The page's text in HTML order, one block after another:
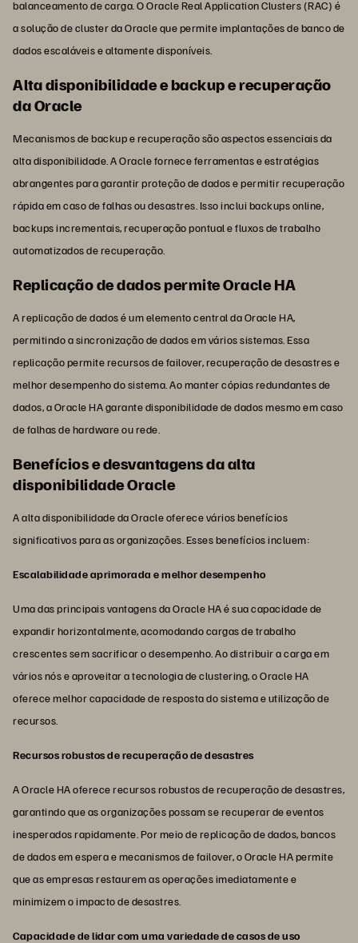
balanceamento de carga. O Oracle Real Application Clusters (RAC) é
a solução de cluster da Oracle que permite implantações de banco de
dados escaláveis e altamente disponíveis.
Alta disponibilidade e backup e recuperação
da Oracle
Mecanismos de backup e recuperação são aspectos essenciais da
alta disponibilidade. A Oracle fornece ferramentas e estratégias
abrangentes para garantir proteção de dados e permitir recuperação
rápida em caso de falhas ou desastres. Isso inclui backups online,
backups incrementais, recuperação pontual e fluxos de trabalho
automatizados de recuperação.
Replicação de dados permite Oracle HA
A replicação de dados é um elemento central da Oracle HA,
permitindo a sincronização de dados em vários sistemas. Essa
replicação permite recursos de failover, recuperação de desastres e
melhor desempenho do sistema. Ao manter cópias redundantes de
dados, a Oracle HA garante disponibilidade de dados mesmo em caso
de falhas de hardware ou rede.
Benefícios e desvantagens da alta
disponibilidade Oracle
A alta disponibilidade da Oracle oferece vários benefícios
significativos para as organizações. Esses benefícios incluem:
Escalabilidade aprimorada e melhor desempenho
Uma das principais vantagens da Oracle HA é sua capacidade de
expandir horizontalmente, acomodando cargas de trabalho
crescentes sem sacrificar o desempenho. Ao distribuir a carga em
vários nós e aproveitar a tecnologia de clustering, o Oracle HA
oferece melhor capacidade de resposta do sistema e utilização de
recursos.
Recursos robustos de recuperação de desastres
A Oracle HA oferece recursos robustos de recuperação de desastres,
garantindo que as organizações possam se recuperar de eventos
inesperados rapidamente. Por meio de replicação de dados, bancos
de dados em espera e mecanismos de failover, o Oracle HA permite
que as empresas restaurem as operações imediatamente e
minimizem o impacto de desastres.
Capacidade de lidar com uma variedade de casos de uso